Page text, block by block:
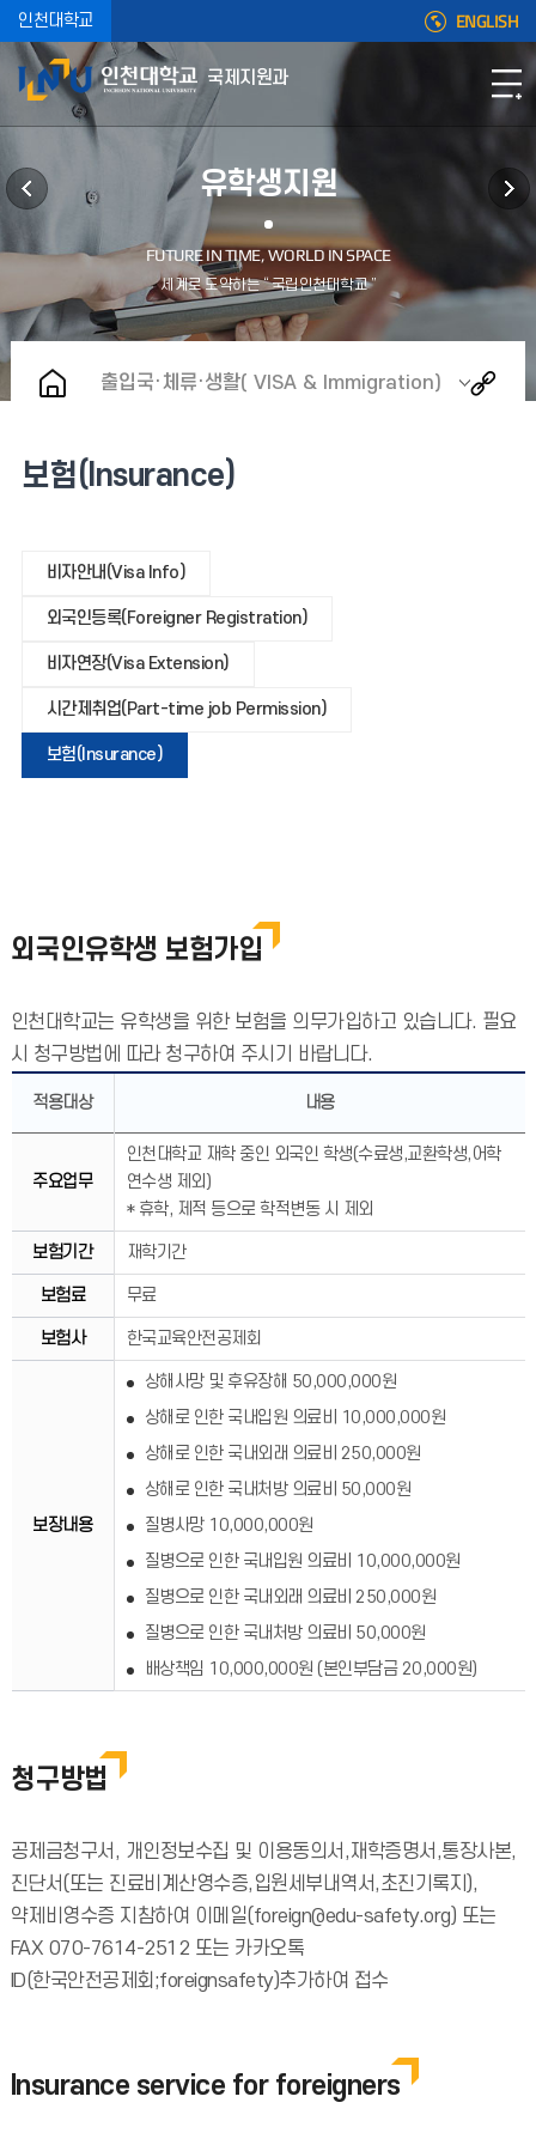
인천대학교 ENGLISH
국제지원과
유학생지원
출입국·체류·생활( VISA & Immigration)
보험(Insurance)
비자안내(Visa Info)
외국인등록(Foreigner Registration)
비자연장(Visa Extension)
시간제취업(Part-time job Permission)
보험(Insurance)
외국인유학생 보험가입
인천대학교는 유학생을 위한 보험을 의무가입하고 있습니다. 필요
시 청구방법에 따라 청구하여 주시기 바랍니다.
적용대상 내용
주요업무
인천대학교 재학 중인 외국인 학생(수료생,교환학생,어학
연수생 제외)
* 휴학, 제적 등으로 학적변동 시 제외
보험기간 재학기간
보험료 무료
보험사 한국교육안전공제회
보장내용
상해사망 및 후유장해 50,000,000원
상해로 인한 국내입원 의료비 10,000,000원
상해로 인한 국내외래 의료비 250,000원
상해로 인한 국내처방 의료비 50,000원
질병사망 10,000,000원
질병으로 인한 국내입원 의료비 10,000,000원
질병으로 인한 국내외래 의료비 250,000원
질병으로 인한 국내처방 의료비 50,000원
배상책임 10,000,000원 (본인부담금 20,000원)
청구방법
공제금청구서, 개인정보수집 및 이용동의서,재학증명서,통장사본,
진단서(또는 진료비계산영수증,입원세부내역서,초진기록지),
약제비영수증 지참하여 이메일(foreign@edu-safety.org) 또는
FAX 070-7614-2512 또는 카카오톡
ID(한국안전공제회;foreignsafety)추가하여 접수
Insurance service for foreigners